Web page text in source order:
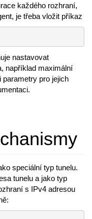
každého rozhraní,
je třeba vložit příkaz
nastavovat
například maximální
parametry pro jejich
speciální typ tunelu.
tunelu a jako typ
s IPv4 adresou